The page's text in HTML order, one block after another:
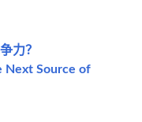
力？
Next Source of